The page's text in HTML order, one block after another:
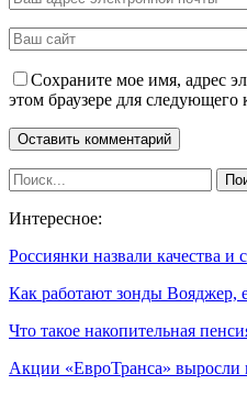
Сохраните мое имя, адрес
этом браузере для следующего
Интересное:
Россиянки назвали качества
Как работают зонды Вояджер,
Что такое накопительная
Акции «ЕвроТранса» выросли